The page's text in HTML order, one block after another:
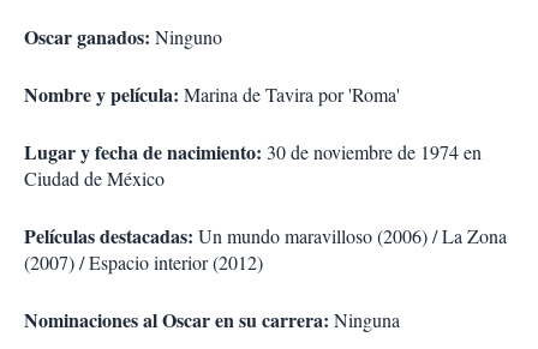
Oscar ganados: Ninguno
Nombre y película: Marina de Tavira por 'Roma'
Lugar y fecha de nacimiento: 30 de noviembre de 1974 en
Ciudad de México
Películas destacadas: Un mundo maravilloso (2006) / La Zona
(2007) / Espacio interior (2012)
Nominaciones al Oscar en su carrera: Ninguna